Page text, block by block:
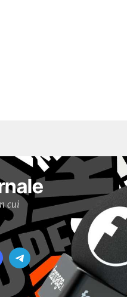
cui